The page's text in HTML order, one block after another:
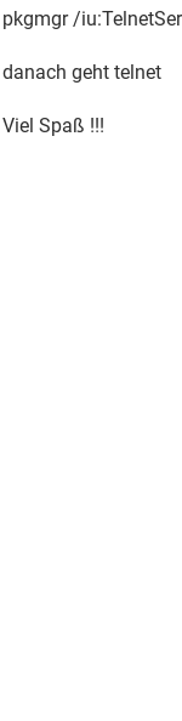
pkgmgr /
danach geht telnet
Viel Spaß !!!